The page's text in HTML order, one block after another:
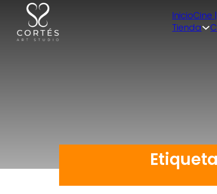
InicioCine
Tienda